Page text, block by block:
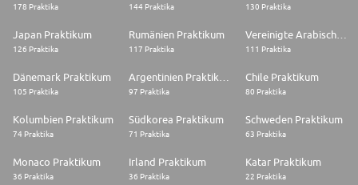
178 Praktika 144 Praktika 130 Praktika
Japan Praktikum
126 Praktika
Rumänien Praktikum
117 Praktika
Vereinigte Arabische Emirate Praktikum
111 Praktika
Dänemark Praktikum
105 Praktika 97 Praktika
Chile Praktikum
80 Praktika
Kolumbien Praktikum
74 Praktika
Südkorea Praktikum
71 Praktika
Schweden Praktikum
63 Praktika
Monaco Praktikum
36 Praktika
Irland Praktikum
36 Praktika
Katar Praktikum
22 Praktika